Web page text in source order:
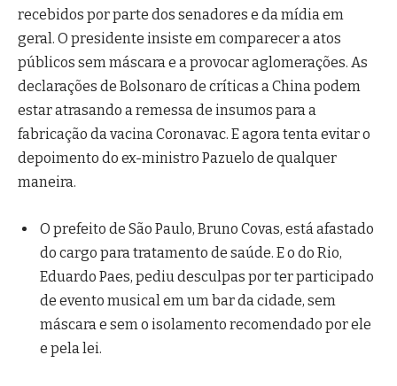
recebidos por parte dos senadores e da mídia em
geral. O presidente insiste em comparecer a atos
públicos sem máscara e a provocar aglomerações. As
declarações de Bolsonaro de críticas a China podem
estar atrasando a remessa de insumos para a
fabricação da vacina Coronavac. E agora tenta evitar o
depoimento do ex-ministro Pazuelo de qualquer
maneira.
O prefeito de São Paulo, Bruno Covas, está afastado
do cargo para tratamento de saúde. E o do Rio,
Eduardo Paes, pediu desculpas por ter participado
de evento musical em um bar da cidade, sem
máscara e sem o isolamento recomendado por ele
e pela lei.